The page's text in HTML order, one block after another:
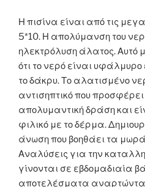
Η πισίνα είναι από τις
5*10. Η απολύμανση του
ηλεκτρόλυση άλατος. Αυτό
ότι το νερό είναι
το δάκρυ. Το αλατισμένο
αντισηπτικό που προσφέρει
απολυμαντική δράση και
φιλικό με το δέρμα.
άνωση που βοηθάει τα
Αναλύσεις για την
γίνονται σε εβδομαδιαία
αποτελέσματα